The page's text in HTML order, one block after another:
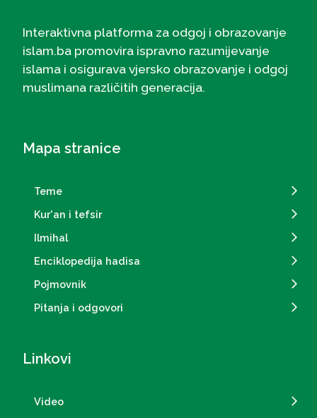
Interaktivna platforma za odgoj i obrazovanje
islam.ba promovira ispravno razumijevanje
islama i osigurava vjersko obrazovanje i odgoj
muslimana različitih generacija.
Mapa stranice
Teme
Kur'an i tefsir
Ilmihal
Enciklopedija hadisa
Pojmovnik
Pitanja i odgovori
Linkovi
Video